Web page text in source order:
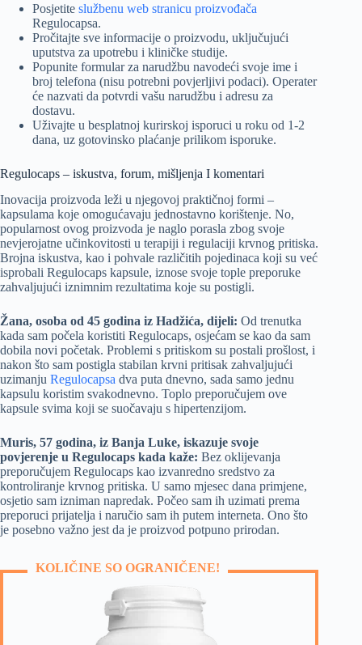
Posjetite službenu web stranicu proizvođača
Regulocapsa.
Pročitajte sve informacije o proizvodu, uključujući
uputstva za upotrebu i kliničke studije.
Popunite formular za narudžbu navodeći svoje ime i
broj telefona (nisu potrebni povjerljivi podaci). Operater
će nazvati da potvrdi vašu narudžbu i adresu za
dostavu.
Uživajte u besplatnoj kurirskoj isporuci u roku od 1-2
dana, uz gotovinsko plaćanje prilikom isporuke.
Regulocaps – iskustva, forum, mišljenja I komentari
Inovacija proizvoda leži u njegovoj praktičnoj formi –
kapsulama koje omogućavaju jednostavno korištenje. No,
popularnost ovog proizvoda je naglo porasla zbog svoje
nevjerojatne učinkovitosti u terapiji i regulaciji krvnog pritiska.
Brojna iskustva, kao i pohvale različitih pojedinaca koji su već
isprobali Regulocaps kapsule, iznose svoje tople preporuke
zahvaljujući iznimnim rezultatima koje su postigli.
Žana, osoba od 45 godina iz Hadžića, dijeli: Od trenutka
kada sam počela koristiti Regulocaps, osjećam se kao da sam
dobila novi početak. Problemi s pritiskom su postali prošlost, i
nakon što sam postigla stabilan krvni pritisak zahvaljujući
uzimanju Regulocapsa dva puta dnevno, sada samo jednu
kapsulu koristim svakodnevno. Toplo preporučujem ove
kapsule svima koji se suočavaju s hipertenzijom.
Muris, 57 godina, iz Banja Luke, iskazuje svoje
povjerenje u Regulocaps kada kaže: Bez oklijevanja
preporučujem Regulocaps kao izvanredno sredstvo za
kontroliranje krvnog pritiska. U samo mjesec dana primjene,
osjetio sam izniman napredak. Počeo sam ih uzimati prema
preporuci prijatelja i naručio sam ih putem interneta. Ono što
je posebno važno jest da je proizvod potpuno prirodan.
KOLIČINE SO OGRANIČENE!